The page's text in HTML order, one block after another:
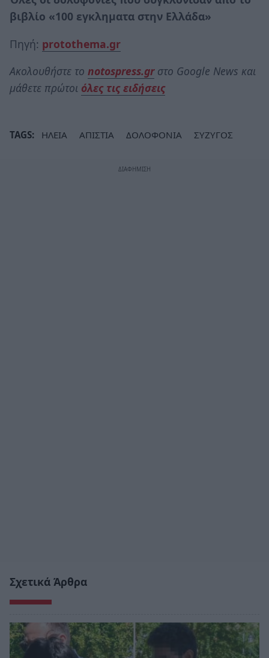
βιβλίο «100 εγκληματα στην Ελλάδα»
Πηγή: protothema.gr
Ακολουθήστε το notospress.grστο Google News και
μάθετε πρώτοι όλες τις ειδήσεις
TAGS: ΗΛΕΙΑ ΑΠΙΣΤΙΑ ΔΟΛΟΦΟΝΙΑ ΣΥΖΥΓΟΣ
Σχετικά Άρθρα